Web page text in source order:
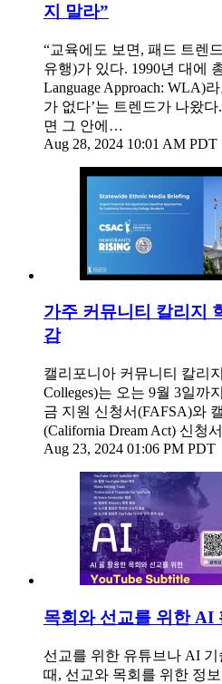
지 말라”
“교육에도 보면, 패드 트렌
유행)가 있다. 1990년 대에
Language Approach: WLA)
가 없다’는 트렌드가 나왔
면 그 안에…
Aug 28, 2024 10:01 AM PDT
가주 커뮤니티 칼리지
감
캘리포니아 커뮤니티 칼리
Colleges)는 오는 9월 3일까
금 지원 신청서(FAFSA)와
(California Dream Act) 신청
Aug 23, 2024 01:06 PM PDT
목회와 선교를 위한 AI
선교를 위한 유튜브나 AI 기
때, 선교와 목회를 위한 정